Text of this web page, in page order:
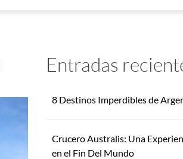
Entradas
8 Destinos Imperdibles de
Crucero Australis: Una
en el Fin Del Mundo